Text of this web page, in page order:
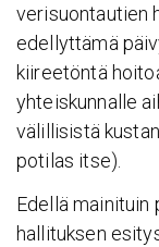
verisuontautien
edellyttämä
kiireetöntä
yhteiskunnalle
välillisistä
potilas itse).
Edellä mainituin
hallituksen